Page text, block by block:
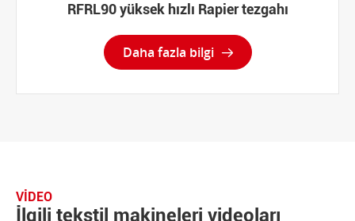
RFRL90 yüksek hızlı Rapier tezgahı
Daha fazla bilgi 
VIDEO
İlgili tekstil makineleri videoları